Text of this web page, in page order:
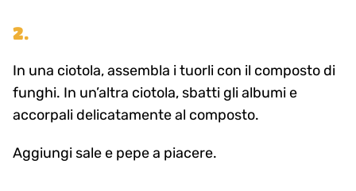
2.
In una ciotola, assembla i tuorli con il composto di
funghi. In un’altra ciotola, sbatti gli albumi e
accorpali delicatamente al composto.
Aggiungi sale e pepe a piacere.